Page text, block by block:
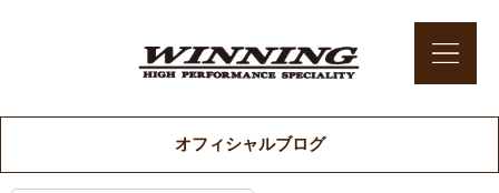
オフィシャルブログ